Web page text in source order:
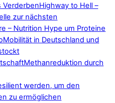
Highway to Hell –
zur nächsten
– Nutrition Hype um Proteine
Mobilität in Deutschland und
Methanreduktion durch